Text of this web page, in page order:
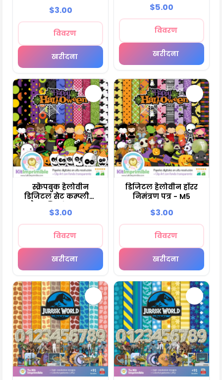
$3.00
विवरण
खरीदना
$5.00
विवरण
खरीदना
स्क्रैपबुक हैलोवीन
डिजिटल सेट कम्प्लीटो
$3.00
विवरण
खरीदना
डिजिटल हैलोवीन हॉरर
निमंत्रण पत्र - M5
$3.00
विवरण
खरीदना